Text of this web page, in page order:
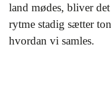
land mødes, bliver
rytme stadig sætter
hvordan vi samles.